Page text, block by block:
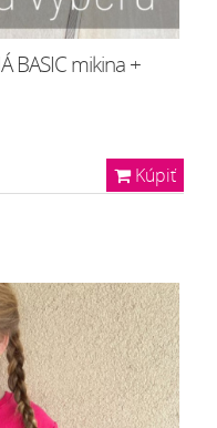
BASIC mikina +
Kúpiť